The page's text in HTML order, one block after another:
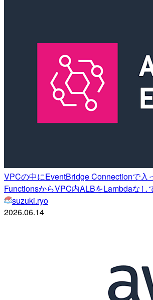
VPCの中にEventBridge Connectionで
FunctionsからVPC内ALBをLambdaなし
suzuki.ryo
2026.06.14